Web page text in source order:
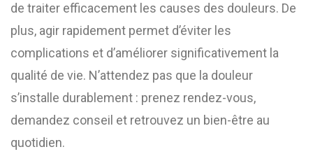
de traiter efficacement les causes des douleurs. De
plus, agir rapidement permet d’éviter les
complications et d’améliorer significativement la
qualité de vie. N’attendez pas que la douleur
s’installe durablement : prenez rendez-vous,
demandez conseil et retrouvez un bien-être au
quotidien.